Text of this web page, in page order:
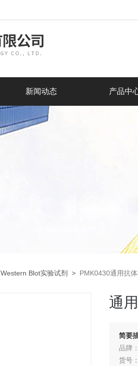
新闻动态 产品中
Western Blot实验试剂 > PMK0430通用抗
通
简要
品牌
货号